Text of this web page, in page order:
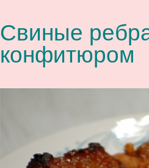
Свиные
конфитюром